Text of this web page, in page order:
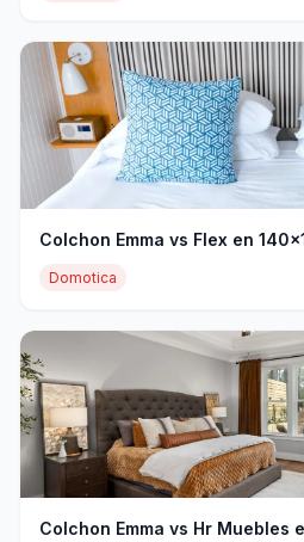
Colchon Emma vs Flex en
Domotica
Colchon Emma vs Hr Muebles